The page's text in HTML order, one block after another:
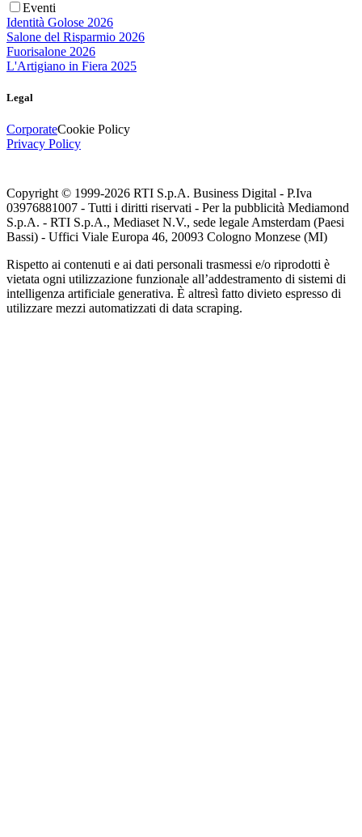
Eventi
Identità Golose 2026
Salone del Risparmio 2026
Fuorisalone 2026
L'Artigiano in Fiera 2025
Legal
CorporateCookie Policy
Privacy Policy
Copyright © 1999-2026 RTI S.p.A. Business Digital - P.Iva
03976881007 - Tutti i diritti riservati - Per la pubblicità Mediamond
S.p.A. - RTI S.p.A., Mediaset N.V., sede legale Amsterdam (Paesi
Bassi) - Uffici Viale Europa 46, 20093 Cologno Monzese (MI)
Rispetto ai contenuti e ai dati personali trasmessi e/o riprodotti è
vietata ogni utilizzazione funzionale all’addestramento di sistemi di
intelligenza artificiale generativa. È altresì fatto divieto espresso di
utilizzare mezzi automatizzati di data scraping.